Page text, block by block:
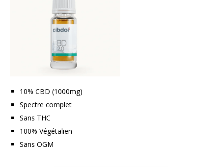
10% CBD (1000mg)
Spectre complet
Sans THC
100% Végétalien
Sans OGM